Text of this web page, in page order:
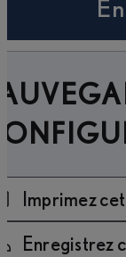
Imprimez
Enregistrez